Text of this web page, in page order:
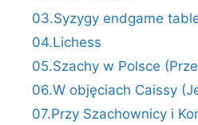
03.Syzygy endgame
04.Lichess
05.Szachy w Polsce
06.W objęciach Caissy
07.Przy Szachownicy i